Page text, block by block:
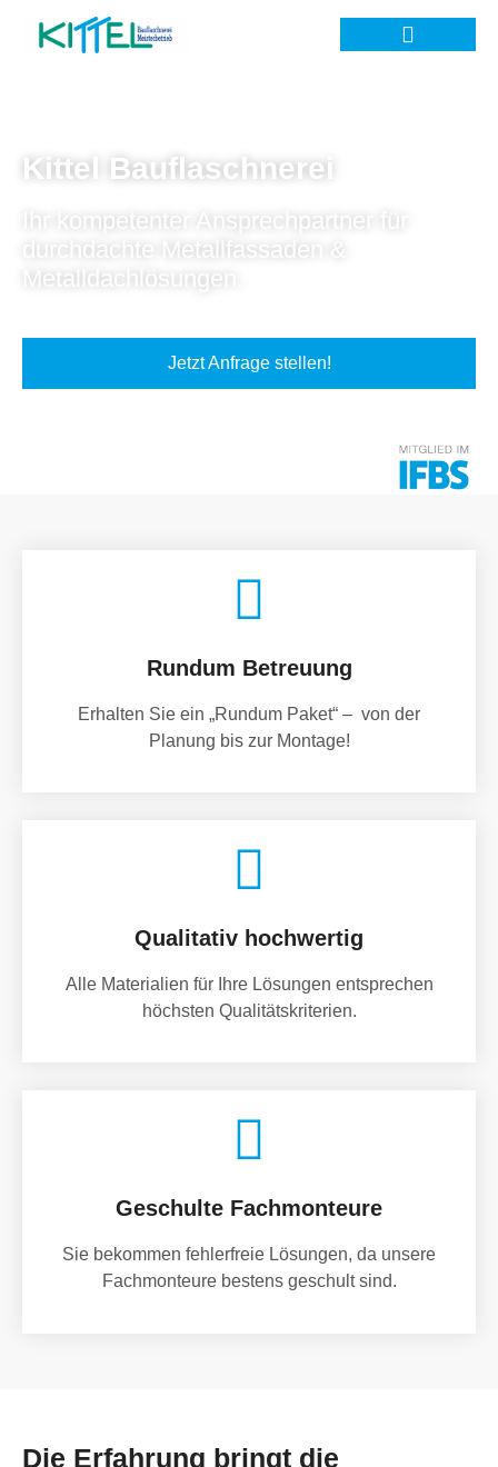
Kittel Bauflaschnerei
Ihr kompetenter Ansprechpartner für
durchdachte Metallfassaden &
Metalldachlösungen.
Jetzt Anfrage stellen!
Rundum Betreuung
Erhalten Sie ein „Rundum Paket“ – von der
Planung bis zur Montage!
Qualitativ hochwertig
Alle Materialien für Ihre Lösungen entsprechen
höchsten Qualitätskriterien.
Geschulte Fachmonteure
Sie bekommen fehlerfreie Lösungen, da unsere
Fachmonteure bestens geschult sind.
Die Erfahrung bringt die